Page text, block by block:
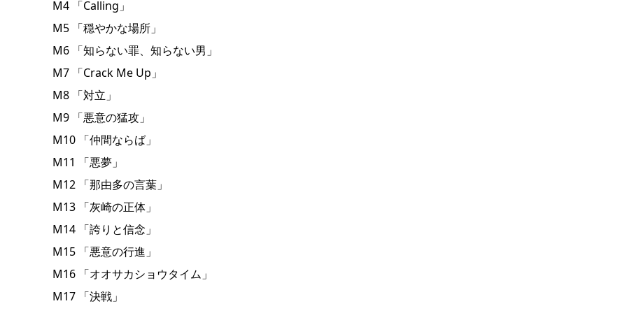
M4 「Calling」
M5 「穏やかな場所」
M6 「知らない罪、知らない男」
M7 「Crack Me Up」
M8 「対立」
M9 「悪意の猛攻」
M10 「仲間ならば」
M11 「悪夢」
M12 「那由多の言葉」
M13 「灰崎の正体」
M14 「誇りと信念」
M15 「悪意の行進」
M16 「オオサカショウタイム」
M17 「決戦」